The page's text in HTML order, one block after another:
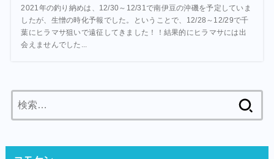
2021年の釣り納めは、12/30～12/31で南伊豆の沖磯を予定していま
したが、生憎の時化予報でした。ということで、12/28～12/29で千
葉にヒラマサ狙いで遠征してきました！！結果的にヒラマサには出
会えませんでした...
索: